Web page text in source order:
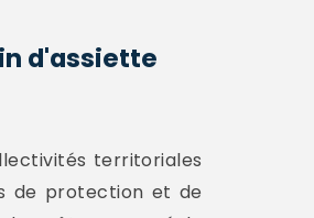
d'assiette
territoriales
de protection et de